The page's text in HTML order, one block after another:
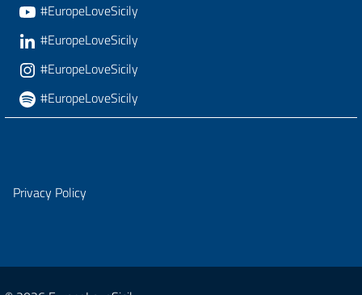
#EuropeLoveSicily
#EuropeLoveSicily
#EuropeLoveSicily
#EuropeLoveSicily
Privacy Policy